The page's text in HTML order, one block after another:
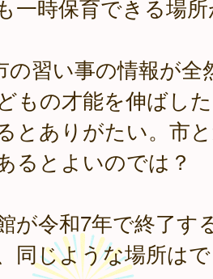
一時保育できる場
習い事の情報が全
もの才能を伸ばし
とありがたい。市
るとよいのでは？
が令和7年で終了す
同じような場所は